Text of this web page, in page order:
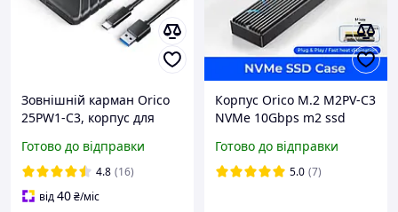
Зовнішній карман Orico
25PW1-C3, корпус для
SSD/HDD USB-C 3.1 5Gbps
6TB, Чорний
Готово до відправки
4.8 (16)
від40₴/міс
Корпус Orico M.2 M2PV-C3
NVMe 10Gbps m2 ssd
Готово до відправки
5.0 (7)